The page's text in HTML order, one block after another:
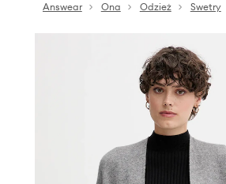
Answear Ona Odzież Swetry